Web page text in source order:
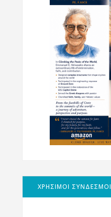
ΧΡΗΣΙΜΟΙ ΣΥΝΔΕΣΜΟΙ